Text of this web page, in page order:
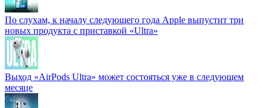
По слухам, к началу следующего года Apple выпустит три
новых продукта с приставкой «Ultra»
Выход «AirPods Ultra» может состояться уже в следующем
месяце